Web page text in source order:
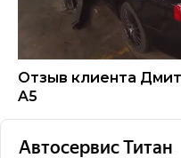
Отзыв клиента
A5